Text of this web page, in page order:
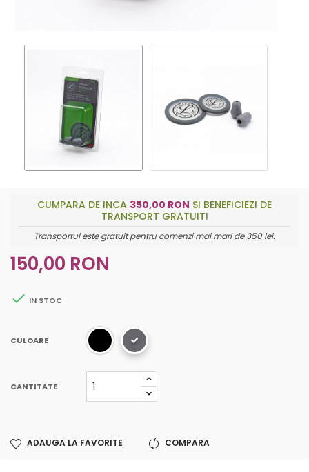
CUMPARA DE INCA 350,00 RON SI BENEFICIEZI DE
TRANSPORT GRATUIT!
Transportul este gratuit pentru comenzi mai mari de 350 lei.
150,00 RON
 IN STOC
CULOARE
CANTITATE
ADAUGA LA FAVORITE COMPARA